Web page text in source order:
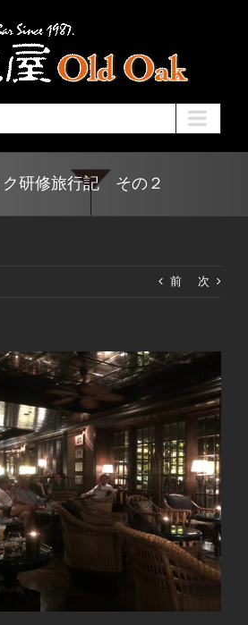
ク研修旅行記 その２
前 次